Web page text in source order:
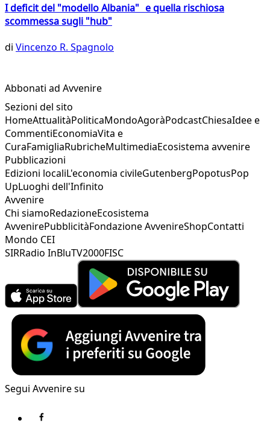
I deficit del "modello Albania" e quella rischiosa
scommessa sugli "hub"
di Vincenzo R. Spagnolo
Abbonati ad Avvenire
Sezioni del sito
HomeAttualitàPoliticaMondoAgoràPodcastChiesaIdee e
CommentiEconomiaVita e
CuraFamigliaRubricheMultimediaEcosistema avvenire
Pubblicazioni
Edizioni localiL'economia civileGutenbergPopotusPop
UpLuoghi dell'Infinito
Avvenire
Chi siamoRedazioneEcosistema
AvvenirePubblicitàFondazione AvvenireShopContatti
Mondo CEI
SIRRadio InBluTV2000FISC
Segui Avvenire su